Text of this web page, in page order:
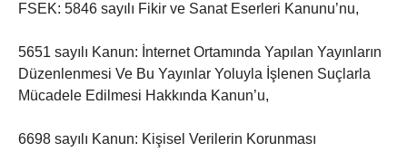
FSEK: 5846 sayılı Fikir ve Sanat Eserleri Kanunu’nu,
5651 sayılı Kanun: İnternet Ortamında Yapılan Yayınların
Düzenlenmesi Ve Bu Yayınlar Yoluyla İşlenen Suçlarla
Mücadele Edilmesi Hakkında Kanun’u,
6698 sayılı Kanun: Kişisel Verilerin Korunması